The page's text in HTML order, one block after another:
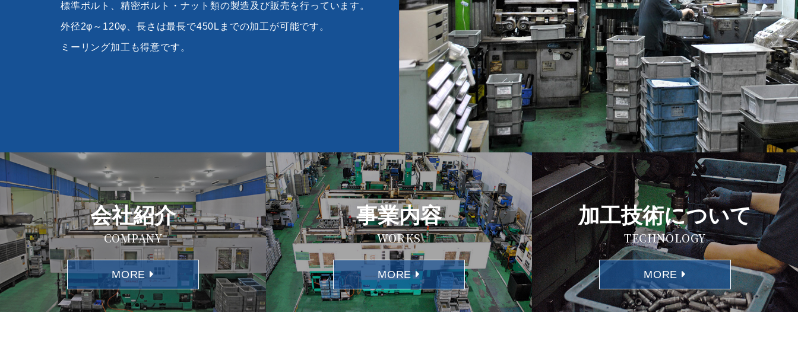
標準ボルト、精密ボルト・ナット類の製造及び販売を行っています。
外径2φ～120φ、長さは最長で450Lまでの加工が可能です。
ミーリング加工も得意です。
会社紹介
COMPANY
MORE
事業内容
WORKS
MORE
加工技術について
TECHNOLOGY
MORE